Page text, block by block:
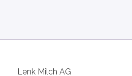
Lenk Milch AG